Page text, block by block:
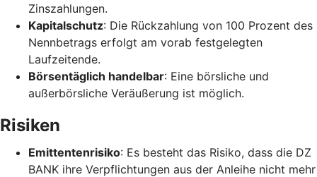
Zinszahlungen.
Kapitalschutz: Die Rückzahlung von 100 Prozent des
Nennbetrags erfolgt am vorab festgelegten
Laufzeitende.
Börsentäglich handelbar: Eine börsliche und
außerbörsliche Veräußerung ist möglich.
Risiken
Emittentenrisiko: Es besteht das Risiko, dass die DZ
BANK ihre Verpflichtungen aus der Anleihe nicht mehr